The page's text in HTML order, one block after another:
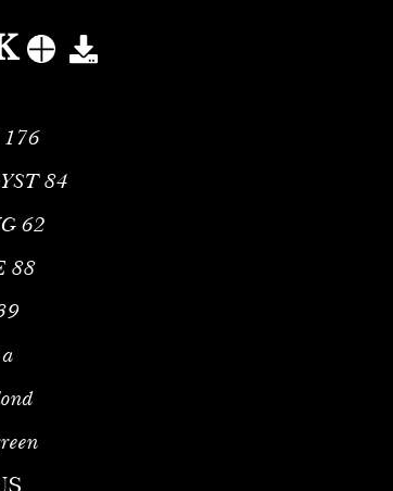
176
84
62
88
a
AgenturrepræsentationJo Kruk er et nutidigt